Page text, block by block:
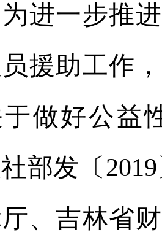
一步推进
援助工作
于做好公
社部发〔
、吉林省